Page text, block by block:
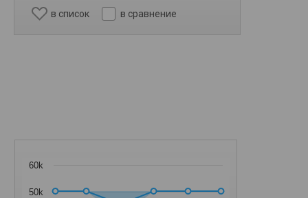
в список в сравнение
50k
60k